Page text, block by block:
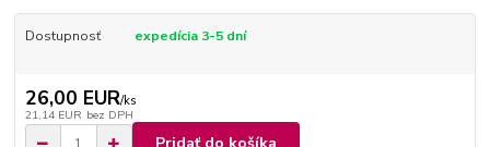
Dostupnosť expedícia 3-5 dní
26,00 EUR/ks
21,14 EUR bez DPH